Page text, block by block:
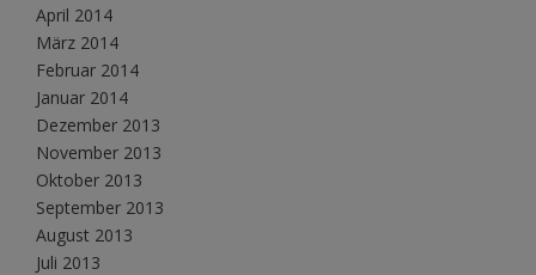
April 2014
März 2014
Februar 2014
Januar 2014
Dezember 2013
November 2013
Oktober 2013
September 2013
August 2013
Juli 2013